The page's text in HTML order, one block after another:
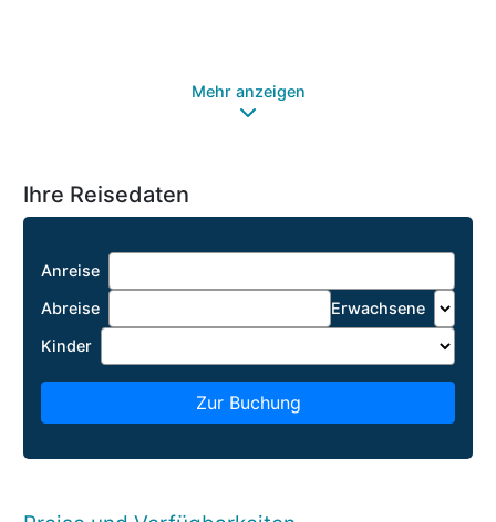
Mehr anzeigen
Ihre Reisedaten
Anreise
Abreise
Erwachsene
Kinder
Zur Buchung